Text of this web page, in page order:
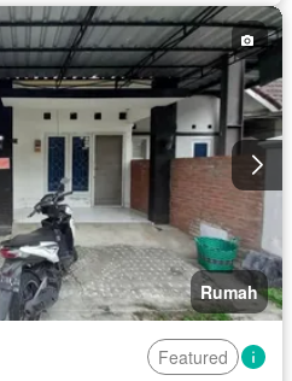
Halaman
Wifi
Rumah
Featured